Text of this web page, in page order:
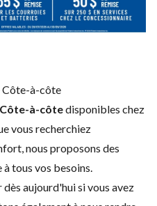
Côte-à-côte
Côte-à-côtedisponibles chez
vous recherchiez
nous proposons des
tous vos besoins.
dès aujourd'hui si vous avez